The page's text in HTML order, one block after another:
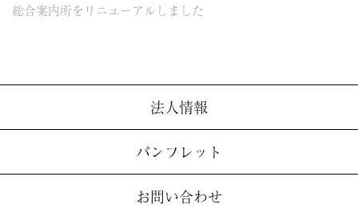
総合案内所をリニューアルしました
法人情報
パンフレット
お問い合わせ